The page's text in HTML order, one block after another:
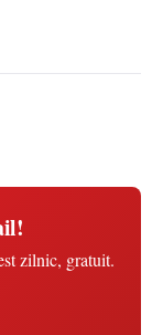
zilnic, gratuit.